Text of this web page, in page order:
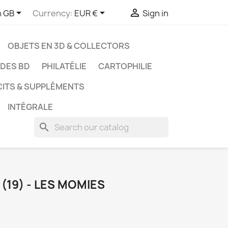
GB Currency: EUR €  Sign in
OBJETS EN 3D & COLLECTORS
BD PHILATÉLIE
CARTOPHILIE
& SUPPLÉMENTS
INTÉGRALE
search
- LES MOMIES